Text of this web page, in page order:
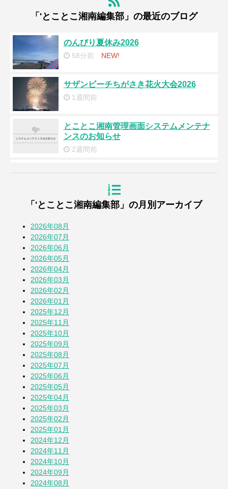
「'とことこ湘南編集部」の最近のブログ
のんびり夏休み2026
58分前 NEW!
サザンビーチちがさき花火大会2026
1週間前
とことこ湘南管理画面システムメンテナ
ンスのお知らせ
2週間前
浜降祭2026
『道の駅湘南ちがさき』周年祭
【とことこblog】第108回全国高校野球選
手権 神奈川大会
七夕2026
蚕(かいこ)が繭になるまでの授業
そら豆
「'とことこ湘南編集部」の月別アーカイブ
2026年08月
2026年07月
2026年06月
2026年05月
2026年04月
2026年03月
2026年02月
2026年01月
2025年12月
2025年11月
2025年10月
2025年09月
2025年08月
2025年07月
2025年06月
2025年05月
2025年04月
2025年03月
2025年02月
2025年01月
2024年12月
2024年11月
2024年10月
2024年09月
2024年08月